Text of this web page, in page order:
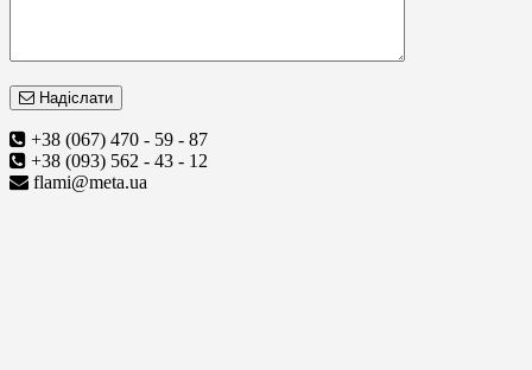
Надіслати
+38 (067) 470 - 59 - 87
+38 (093) 562 - 43 - 12
flami@meta.ua